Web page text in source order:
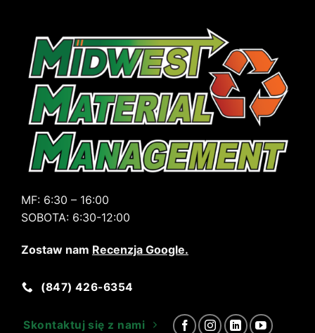
MF: 6:30 – 16:00
SOBOTA: 6:30-12:00
Zostaw nam Recenzja Google.
(847) 426-6354
Skontaktuj się z nami